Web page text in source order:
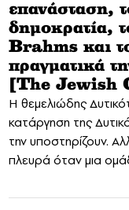
επανάσταση,
δημοκρατία,
Brahms και
πραγματικά
[The Jewish
Η θεμελιώδης
κατάργηση της
την υποστηρίζουν.
πλευρά όταν μια